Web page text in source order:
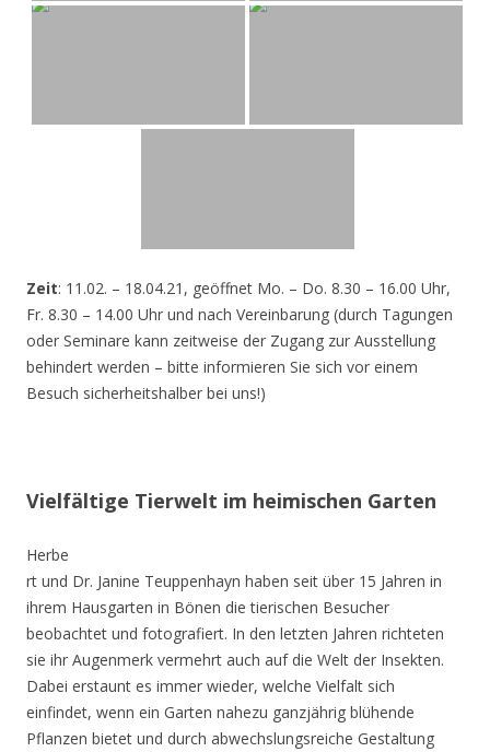
Zeit: 11.02. – 18.04.21, geöffnet Mo. – Do. 8.30 – 16.00 Uhr,
Fr. 8.30 – 14.00 Uhr und nach Vereinbarung (durch Tagungen
oder Seminare kann zeitweise der Zugang zur Ausstellung
behindert werden – bitte informieren Sie sich vor einem
Besuch sicherheitshalber bei uns!)
Vielfältige Tierwelt im heimischen Garten
Herbe
rt und Dr. Janine Teuppenhayn haben seit über 15 Jahren in
ihrem Hausgarten in Bönen die tierischen Besucher
beobachtet und fotografiert. In den letzten Jahren richteten
sie ihr Augenmerk vermehrt auch auf die Welt der Insekten.
Dabei erstaunt es immer wieder, welche Vielfalt sich
einfindet, wenn ein Garten nahezu ganzjährig blühende
Pflanzen bietet und durch abwechslungsreiche Gestaltung